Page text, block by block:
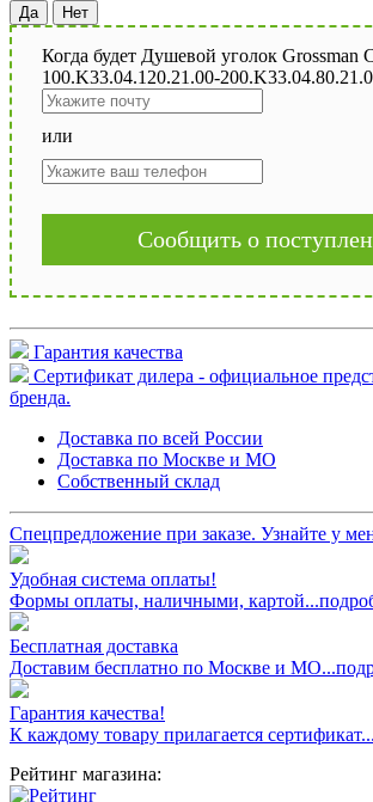
Когда будет Душевой уголок Grossman
100.K33.04.120.21.00-
или
Сообщить о
Гарантия качества
Сертификат дилера - официальное
бренда.
Доставка по всей России
Доставка по Москве и МО
Собственный склад
Спецпредложение при заказе. Узнайте у
Удобная система оплаты!
Формы оплаты, наличными,
Бесплатная доставка
Доставим бесплатно по Москве и
Гарантия качества!
К каждому товару прилагается
Рейтинг магазина: